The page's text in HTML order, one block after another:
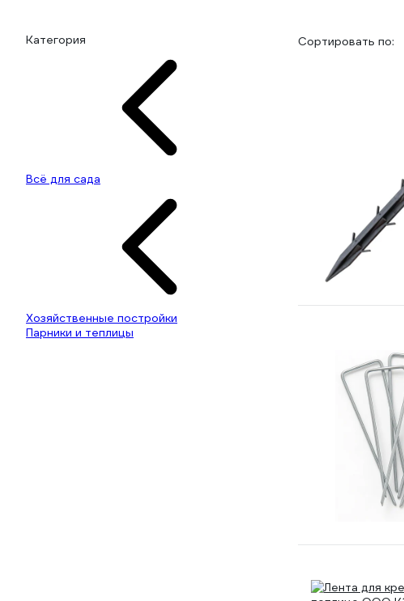
Категория
Всё для сада
Хозяйственные постройки
Парники и теплицы
Сортировать по: